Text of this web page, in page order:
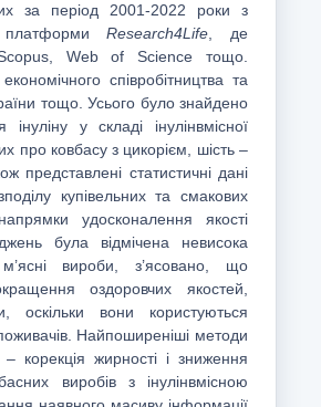
за період 2001-2022 роки з
платформиResearch4Life , де
Scopus, Web of Science тощо.
співробітництва та
тощо. Усього було знайдено
у складі інулінвмісної
про ковбасу з цикорієм, шість –
представлені статистичні дані
купівельних та смакових
удосконалення якості
була відмічена невисока
вироби, з’ясовано, що
оздоровчих якостей,
вони користуються
Найпоширеніші методи
корекція жирності і зниження
виробів з інулінвмісною